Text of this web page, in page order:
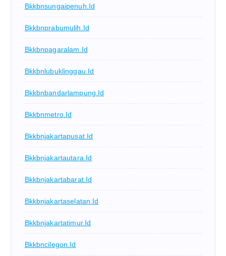
Bkkbnsungaipenuh.id
Bkkbnprabumulih.id
Bkkbnpagaralam.id
Bkkbnlubuklinggau.id
Bkkbnbandarlampung.id
Bkkbnmetro.id
Bkkbnjakartapusat.id
Bkkbnjakartautara.id
Bkkbnjakartabarat.id
Bkkbnjakartaselatan.id
Bkkbnjakartatimur.id
Bkkbncilegon.id